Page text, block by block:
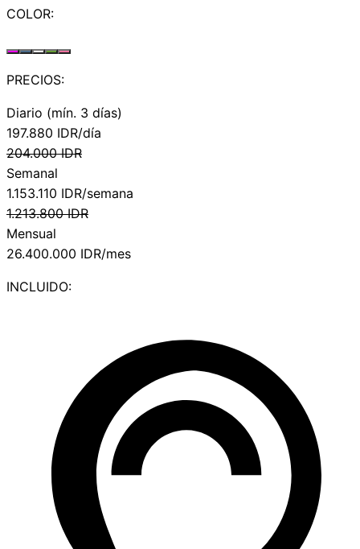
COLOR:
PRECIOS:
Diario (mín. 3 días)
197.880 IDR/día
204.000 IDR
Semanal
1.153.110 IDR/semana
1.213.800 IDR
Mensual
26.400.000 IDR/mes
INCLUIDO: